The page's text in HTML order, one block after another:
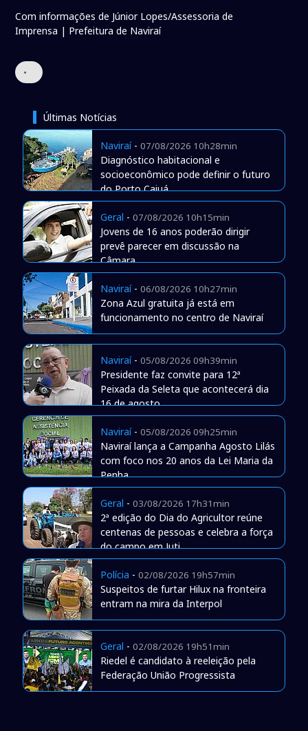
Com informações de Júnior Lopes/Assessoria de
Imprensa | Prefeitura de Naviraí
•
Últimas Notícias
Naviraí- 07/08/2026 10h28min
Diagnóstico habitacional e
socioeconômico pode definir o futuro
do Porto Caiuá
Geral - 07/08/2026 10h15min
Jovens de 16 anos poderão dirigir
prevê parecer em discussão na
Câmara
Naviraí- 06/08/2026 10h27min
Zona Azul gratuita já está em
funcionamento no centro de Naviraí
Naviraí- 05/08/2026 09h39min
Presidente faz convite para 12ª
Peixada da Seleta que acontecerá dia
16 de agosto
Naviraí- 05/08/2026 09h25min
Naviraí lança a Campanha Agosto Lilás
com foco nos 20 anos da Lei Maria da
Penha
Geral - 03/08/2026 17h31min
2ª edição do Dia do Agricultor reúne
centenas de pessoas e celebra a força
do campo em Juti
Polícia - 02/08/2026 19h57min
Suspeitos de furtar Hilux na fronteira
entram na mira da Interpol
Geral - 02/08/2026 19h51min
Riedel é candidato à reeleição pela
Federação União Progressista